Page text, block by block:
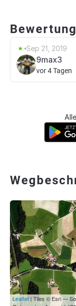
Sep 21, 2019
9max3
vor 4 Tagen
Leaflet | Tiles © Esri —